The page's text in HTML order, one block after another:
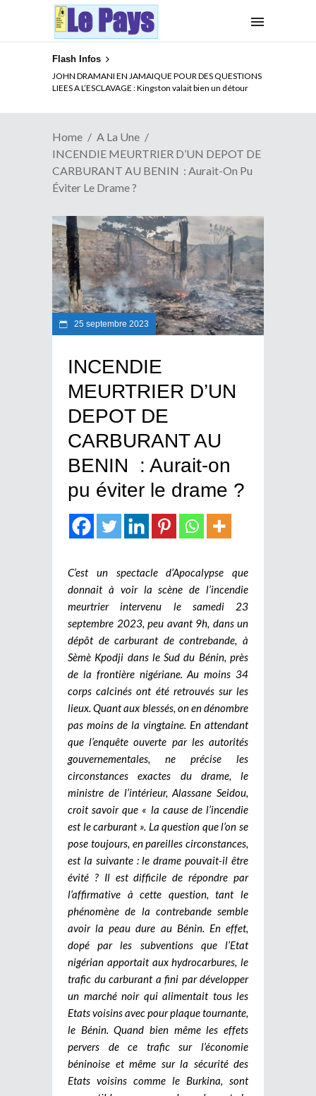
Flash Infos
JOHN DRAMANI EN JAMAIQUE POUR DES QUESTIONS
LIEES A L’ESCLAVAGE : Kingston valait bien un détour
ELECTION DE TALON A LA TETE DU SENAT BENINOIS :
Quand Patrice quitte le pouvoir sans partir !
Home
A La Une
INCENDIE MEURTRIER D’UN DEPOT DE
CARBURANT AU BENIN : Aurait-On Pu
Éviter Le Drame ?
25 septembre 2023
INCENDIE
MEURTRIER D’UN
DEPOT DE
CARBURANT AU
BENIN : Aurait-on
pu éviter le drame ?
C’est un spectacle d’Apocalypse que
donnait à voir la scène de l’incendie
meurtrier intervenu le samedi 23
septembre 2023, peu avant 9h, dans un
dépôt de carburant de contrebande, à
Sèmè Kpodji dans le Sud du Bénin, près
de la frontière nigériane. Au moins 34
corps calcinés ont été retrouvés sur les
lieux. Quant aux blessés, on en dénombre
pas moins de la vingtaine. En attendant
que l’enquête ouverte par les autorités
gouvernementales, ne précise les
circonstances exactes du drame, le
ministre de l’intérieur, Alassane Seidou,
croit savoir que « la cause de l’incendie
est le carburant ». La question que l’on se
pose toujours, en pareilles circonstances,
est la suivante : le drame pouvait-il être
évité ? Il est difficile de répondre par
l’affirmative à cette question, tant le
phénomène de la contrebande semble
avoir la peau dure au Bénin. En effet,
dopé par les subventions que l’Etat
nigérian apportait aux hydrocarbures, le
trafic du carburant a fini par développer
un marché noir qui alimentait tous les
Etats voisins avec pour plaque tournante,
le Bénin. Quand bien même les effets
pervers de ce trafic sur l’économie
béninoise et même sur la sécurité des
Etats voisins comme le Burkina, sont